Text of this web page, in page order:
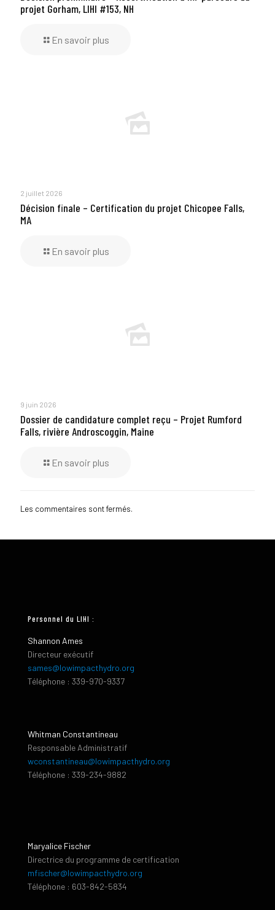
projet Gorham, LIHI #153, NH
En savoir plus
2 juillet 2026
Décision finale – Certification du projet Chicopee Falls,
MA
En savoir plus
9 juin 2026
Dossier de candidature complet reçu – Projet Rumford
Falls, rivière Androscoggin, Maine
En savoir plus
Les commentaires sont fermés.
Personnel du LIHI :
Shannon Ames
Directeur exécutif
sames@lowimpacthydro.org
Téléphone : 339-970-9337
Whitman Constantineau
Responsable Administratif
wconstantineau@lowimpacthydro.org
Téléphone : 339-234-9882
Maryalice Fischer
Directrice du programme de certification
mfischer@lowimpacthydro.org
Téléphone : 603-842-5834